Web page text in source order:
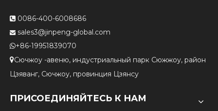
 0086-400-6008686
 sales3@jinpeng-global.com
+86-19951839070
Сючжоу -авеню, индустриальный парк Сюжжоу, район
Цзяванг, Сючжоу, провинция Цзянсу
ПРИСОЕДИНЯЙТЕСЬ К НАМ